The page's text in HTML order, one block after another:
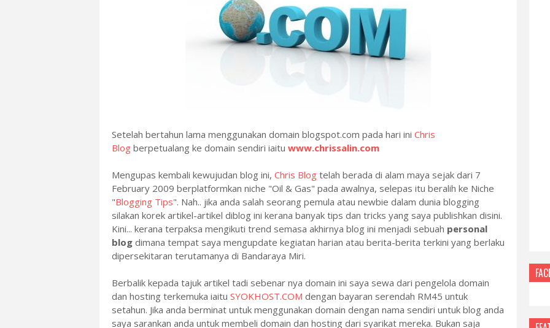
Setelah bertahun lama menggunakan domain blogspot.com pada hari ini Chris
Blog berpetualang ke domain sendiri iaitu www.chrissalin.com
Mengupas kembali kewujudan blog ini, Chris Blog telah berada di alam maya sejak dari 7
February 2009 berplatformkan niche "Oil & Gas" pada awalnya, selepas itu beralih ke Niche
"Blogging Tips". Nah.. jika anda salah seorang pemula atau newbie dalam dunia blogging
silakan korek artikel-artikel diblog ini kerana banyak tips dan tricks yang saya publishkan disini.
Kini... kerana terpaksa mengikuti trend semasa akhirnya blog ini menjadi sebuah personal
blog dimana tempat saya mengupdate kegiatan harian atau berita-berita terkini yang berlaku
dipersekitaran terutamanya di Bandaraya Miri.
Berbalik kepada tajuk artikel tadi sebenar nya domain ini saya sewa dari pengelola domain
dan hosting terkemuka iaitu SYOKHOST.COM dengan bayaran serendah RM45 untuk
setahun. Jika anda berminat untuk menggunakan domain dengan nama sendiri untuk blog anda
saya sarankan anda untuk membeli domain dan hosting dari syarikat mereka. Bukan saja